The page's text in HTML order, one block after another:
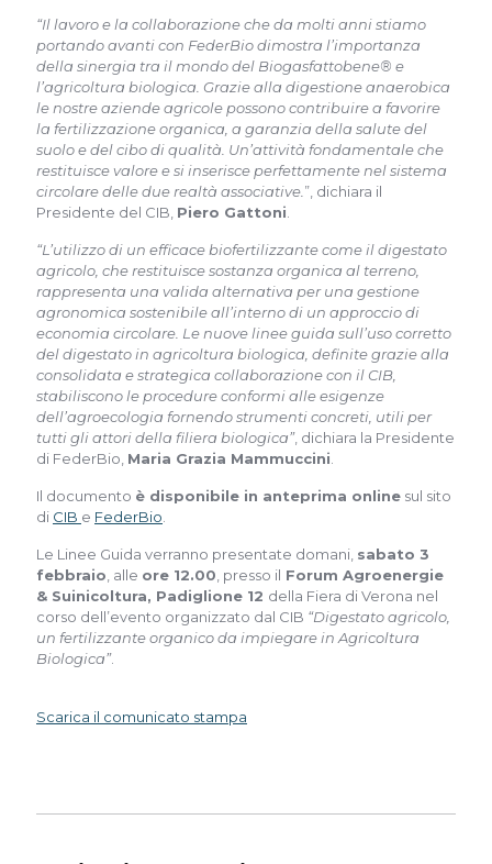
“Il lavoro e la collaborazione che da molti anni stiamo
portando avanti con FederBio dimostra l’importanza
della sinergia tra il mondo del Biogasfattobene® e
l’agricoltura biologica. Grazie alla digestione anaerobica
le nostre aziende agricole possono contribuire a favorire
la fertilizzazione organica, a garanzia della salute del
suolo e del cibo di qualità. Un’attività fondamentale che
restituisce valore e si inserisce perfettamente nel sistema
circolare delle due realtà associative.”, dichiara il
Presidente del CIB, Piero Gattoni.
“L’utilizzo di un efficace biofertilizzante come il digestato
agricolo, che restituisce sostanza organica al terreno,
rappresenta una valida alternativa per una gestione
agronomica sostenibile all’interno di un approccio di
economia circolare. Le nuove linee guida sull’uso corretto
del digestato in agricoltura biologica, definite grazie alla
consolidata e strategica collaborazione con il CIB,
stabiliscono le procedure conformi alle esigenze
dell’agroecologia fornendo strumenti concreti, utili per
tutti gli attori della filiera biologica”, dichiara la Presidente
di FederBio, Maria Grazia Mammuccini.
Il documento è disponibile in anteprima online sul sito
di CIB e FederBio.
Le Linee Guida verranno presentate domani, sabato 3
febbraio, alle ore 12.00, presso il Forum Agroenergie
& Suinicoltura, Padiglione 12 della Fiera di Verona nel
corso dell’evento organizzato dal CIB “Digestato agricolo,
un fertilizzante organico da impiegare in Agricoltura
Biologica”.
Scarica il comunicato stampa